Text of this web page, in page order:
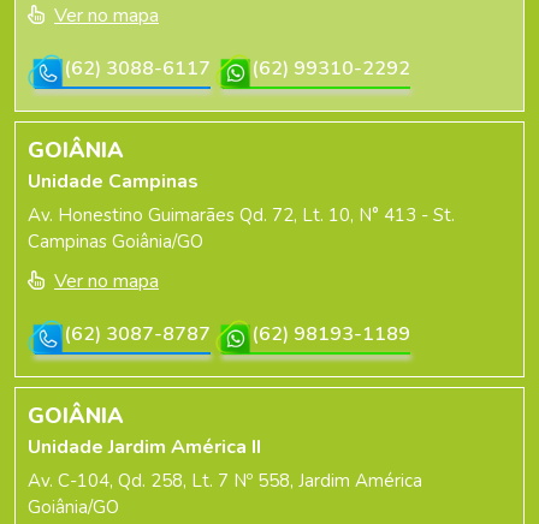
Ver no mapa
(62) 3088-6117
(62) 99310-2292
GOIÂNIA
Unidade Campinas
Av. Honestino Guimarães Qd. 72, Lt. 10, N° 413 - St.
Campinas Goiânia/GO
Ver no mapa
(62) 3087-8787
(62) 98193-1189
GOIÂNIA
Unidade Jardim América II
Av. C-104, Qd. 258, Lt. 7 Nº 558, Jardim América
Goiânia/GO